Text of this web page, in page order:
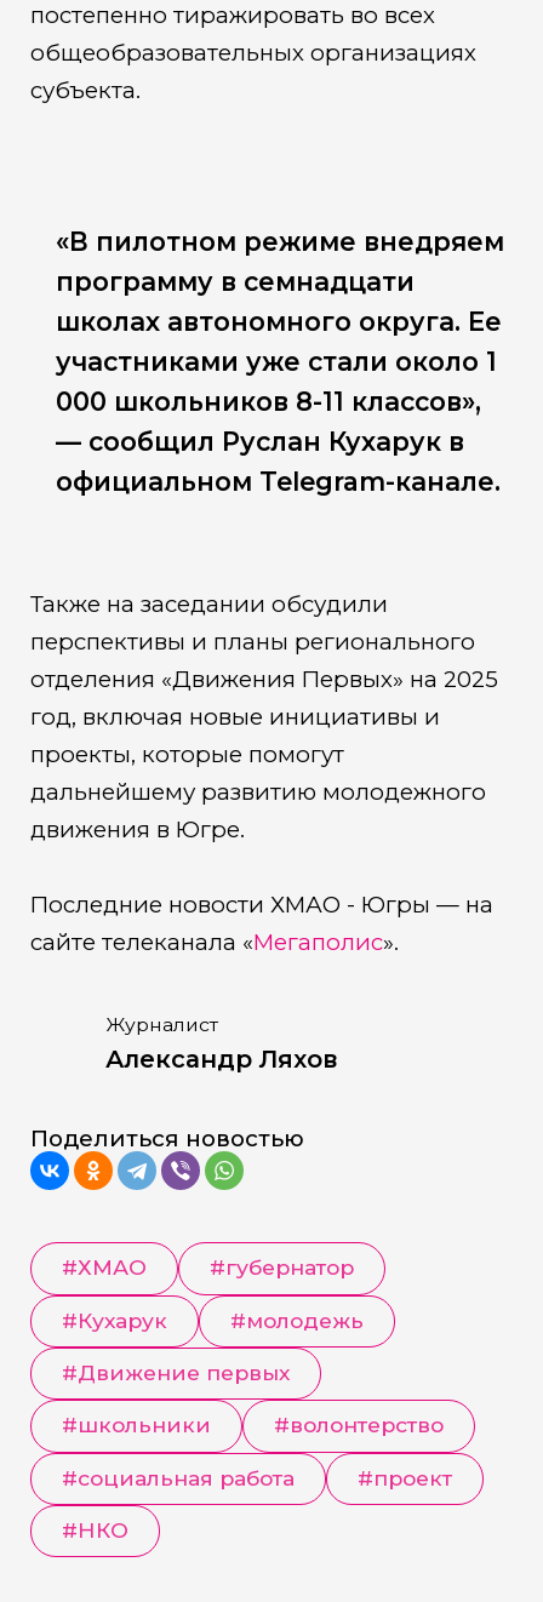
постепенно тиражировать во всех
общеобразовательных организациях
субъекта.
«В пилотном режиме внедряем
программу в семнадцати
школах автономного округа. Ее
участниками уже стали около 1
000 школьников 8-11 классов»,
— сообщил Руслан Кухарук в
официальном Telegram-канале.
Также на заседании обсудили
перспективы и планы регионального
отделения «Движения Первых» на 2025
год, включая новые инициативы и
проекты, которые помогут
дальнейшему развитию молодежного
движения в Югре.
Последние новости ХМАО - Югры — на
сайте телеканала «Мегаполис».
Журналист
Александр Ляхов
Поделиться новостью
#ХМАО #губернатор
#Кухарук #молодежь
#Движение первых
#школьники #волонтерство
#социальная работа #проект
#НКО